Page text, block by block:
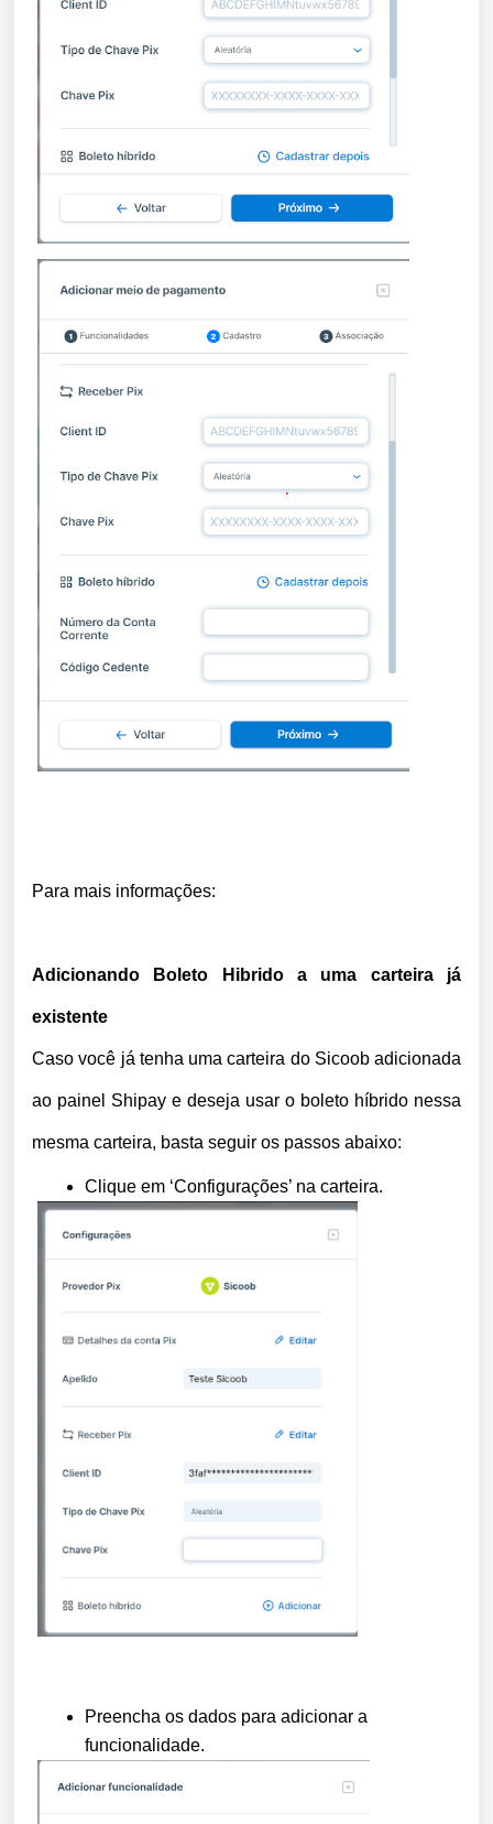
Para mais informações:
Adicionando Boleto Hibrido a uma carteira já
existente
Caso você já tenha uma carteira do Sicoob adicionada
ao painel Shipay e deseja usar o boleto híbrido nessa
mesma carteira, basta seguir os passos abaixo:
Clique em ‘Configurações’ na carteira.
Preencha os dados para adicionar a
funcionalidade.